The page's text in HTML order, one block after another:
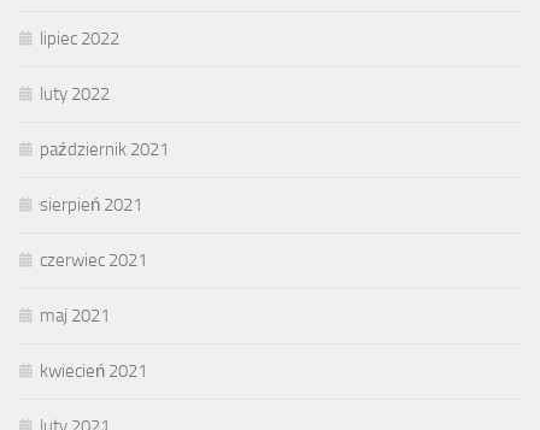
lipiec 2022
luty 2022
październik 2021
sierpień 2021
czerwiec 2021
maj 2021
kwiecień 2021